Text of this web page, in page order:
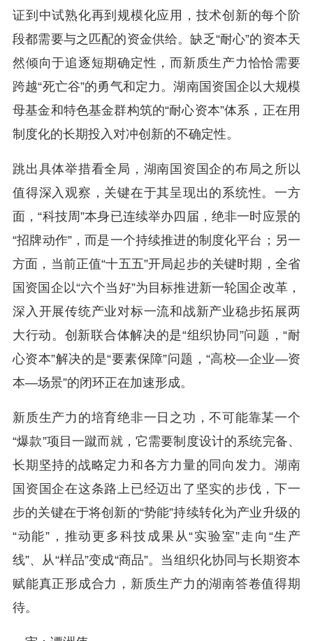
证到中试熟化再到规模化应用，技术创新的每个阶
段都需要与之匹配的资金供给。缺乏“耐心”的资本天
然倾向于追逐短期确定性，而新质生产力恰恰需要
跨越“死亡谷”的勇气和定力。湖南国资国企以大规模
母基金和特色基金群构筑的“耐心资本”体系，正在用
制度化的长期投入对冲创新的不确定性。
跳出具体举措看全局，湖南国资国企的布局之所以
值得深入观察，关键在于其呈现出的系统性。一方
面，“科技周”本身已连续举办四届，绝非一时应景的
“招牌动作”，而是一个持续推进的制度化平台；另一
方面，当前正值“十五五”开局起步的关键时期，全省
国资国企以“六个当好”为目标推进新一轮国企改革，
深入开展传统产业对标一流和战新产业稳步拓展两
大行动。创新联合体解决的是“组织协同”问题，“耐
心资本”解决的是“要素保障”问题，“高校—企业—资
本—场景”的闭环正在加速形成。
新质生产力的培育绝非一日之功，不可能靠某一个
“爆款”项目一蹴而就，它需要制度设计的系统完备、
长期坚持的战略定力和各方力量的同向发力。湖南
国资国企在这条路上已经迈出了坚实的步伐，下一
步的关键在于将创新的“势能”持续转化为产业升级的
“动能”，推动更多科技成果从“实验室”走向“生产
线”、从“样品”变成“商品”。当组织化协同与长期资本
赋能真正形成合力，新质生产力的湖南答卷值得期
待。